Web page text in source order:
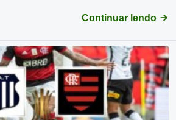
Continuar lendo